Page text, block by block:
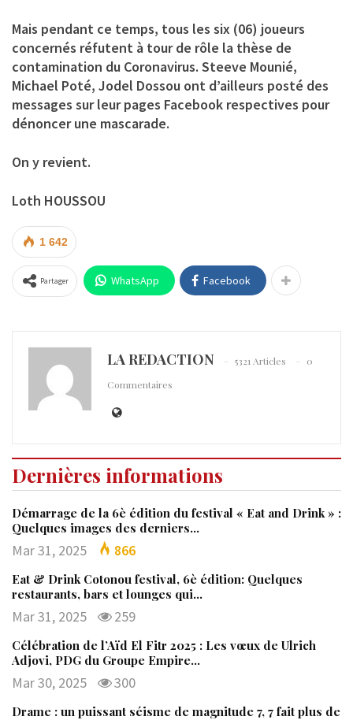
Mais pendant ce temps, tous les six (06) joueurs
concernés réfutent à tour de rôle la thèse de
contamination du Coronavirus. Steeve Mounié,
Michael Poté, Jodel Dossou ont d’ailleurs posté des
messages sur leur pages Facebook respectives pour
dénoncer une mascarade.
On y revient.
Loth HOUSSOU
1 642
Partager WhatsApp Facebook
LA REDACTION 5321 Articles
0
Commentaires
Dernières informations
Démarrage de la 6è édition du festival « Eat and Drink » :
Quelques images des derniers…
Mar 31, 2025 866
Eat & Drink Cotonou festival, 6è édition: Quelques
restaurants, bars et lounges qui…
Mar 31, 2025 259
Célébration de l’Aïd El Fitr 2025 : Les vœux de Ulrich
Adjovi, PDG du Groupe Empire…
Mar 30, 2025 300
Drame : un puissant séisme de magnitude 7, 7 fait plus de